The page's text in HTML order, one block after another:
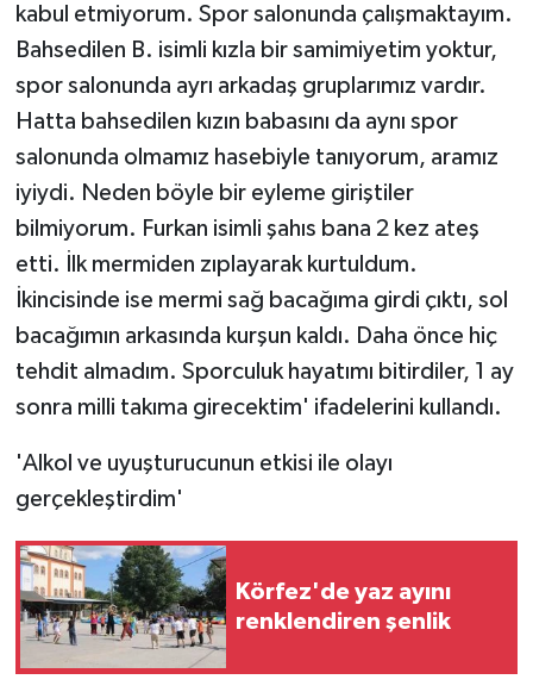
kabul etmiyorum. Spor salonunda çalışmaktayım.
Bahsedilen B. isimli kızla bir samimiyetim yoktur,
spor salonunda ayrı arkadaş gruplarımız vardır.
Hatta bahsedilen kızın babasını da aynı spor
salonunda olmamız hasebiyle tanıyorum, aramız
iyiydi. Neden böyle bir eyleme giriştiler
bilmiyorum. Furkan isimli şahıs bana 2 kez ateş
etti. İlk mermiden zıplayarak kurtuldum.
İkincisinde ise mermi sağ bacağıma girdi çıktı, sol
bacağımın arkasında kurşun kaldı. Daha önce hiç
tehdit almadım. Sporculuk hayatımı bitirdiler, 1 ay
sonra milli takıma girecektim' ifadelerini kullandı.
'Alkol ve uyuşturucunun etkisi ile olayı
gerçekleştirdim'
Körfez'de yaz ayını
renklendiren şenlik